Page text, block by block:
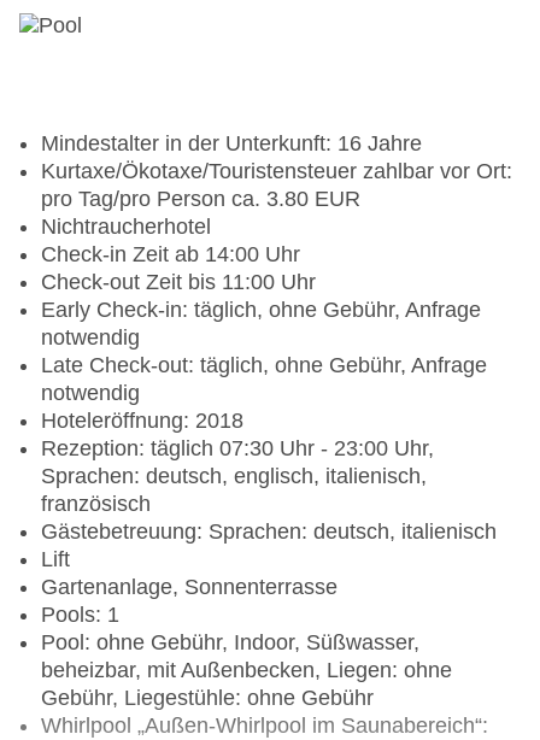
Mindestalter in der Unterkunft: 16 Jahre
Kurtaxe/Ökotaxe/Touristensteuer zahlbar vor Ort:
pro Tag/pro Person ca. 3.80 EUR
Nichtraucherhotel
Check-in Zeit ab 14:00 Uhr
Check-out Zeit bis 11:00 Uhr
Early Check-in: täglich, ohne Gebühr, Anfrage
notwendig
Late Check-out: täglich, ohne Gebühr, Anfrage
notwendig
Hoteleröffnung: 2018
Rezeption: täglich 07:30 Uhr - 23:00 Uhr,
Sprachen: deutsch, englisch, italienisch,
französisch
Gästebetreuung: Sprachen: deutsch, italienisch
Lift
Gartenanlage, Sonnenterrasse
Pools: 1
Pool: ohne Gebühr, Indoor, Süßwasser,
beheizbar, mit Außenbecken, Liegen: ohne
Gebühr, Liegestühle: ohne Gebühr
Whirlpool „Außen-Whirlpool im Saunabereich“: